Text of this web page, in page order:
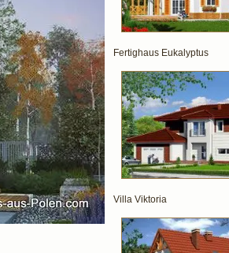
Fertighaus Eukalyptus
Villa Viktoria